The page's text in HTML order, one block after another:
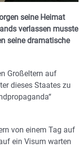
seine Heimat
verlassen musste
seine dramatische
Großeltern auf
dieses Staates zu
von einem Tag auf
ein Visum warten